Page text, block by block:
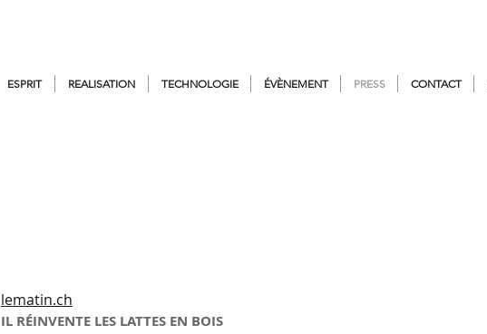
ESPRIT REALISATION TECHNOLOGIE ÉVÈNEMENT PRESS CONTACT
lematin.ch
IL RÉINVENTE LES LATTES EN BOIS